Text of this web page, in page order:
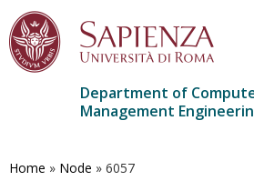
main
Department of
Management
Home » Node » 6057